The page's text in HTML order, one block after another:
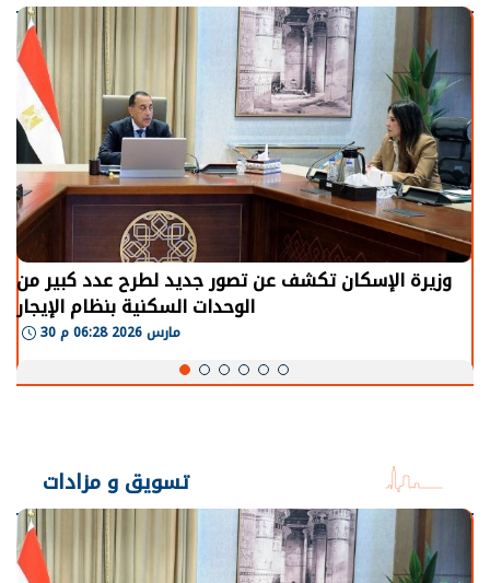
وزيرة الإسكان تكشف عن تصور جديد لطرح عدد كبير من
الوحدات السكنية بنظام الإيجار
30 مارس 2026 06:28 م
تسويق و مزادات